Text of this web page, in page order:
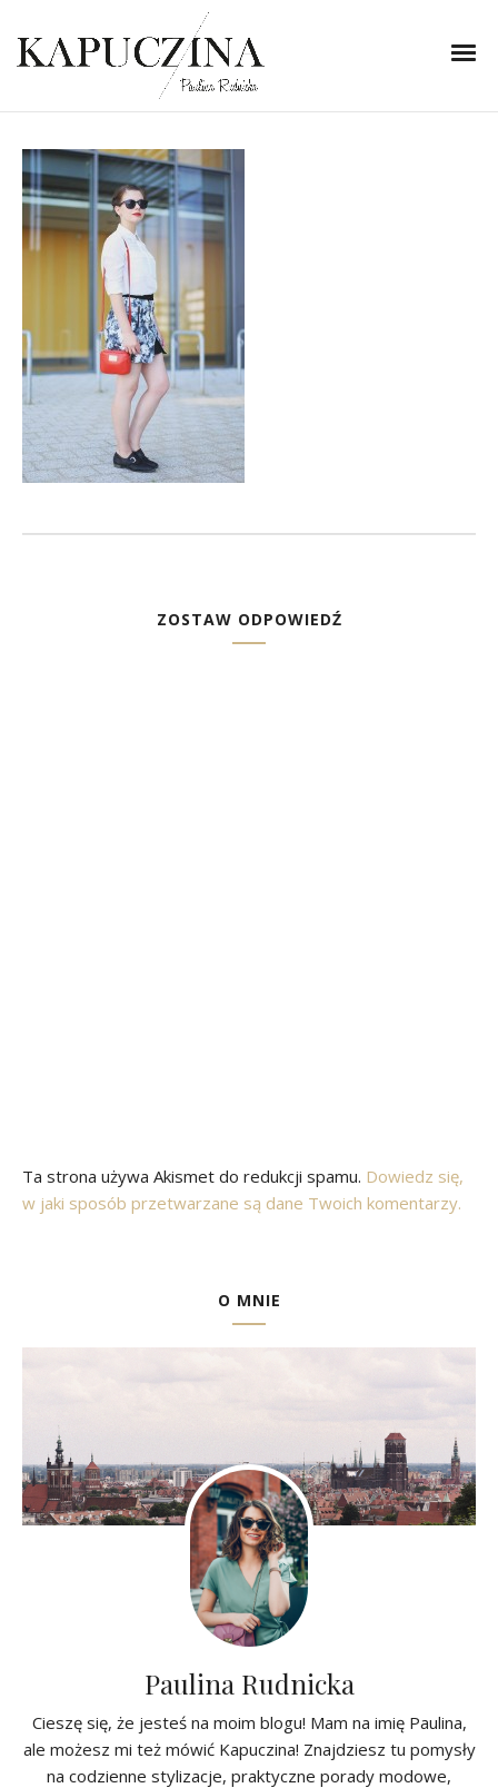
26 lipca 2014
IMG_5345
Written by
ZOSTAW ODPOWIEDŹ
Ta strona używa Akismet do redukcji spamu. Dowiedz się,
w jaki sposób przetwarzane są dane Twoich komentarzy.
O MNIE
Paulina Rudnicka
Cieszę się, że jesteś na moim blogu! Mam na imię Paulina,
ale możesz mi też mówić Kapuczina! Znajdziesz tu pomysły
na codzienne stylizacje, praktyczne porady modowe,